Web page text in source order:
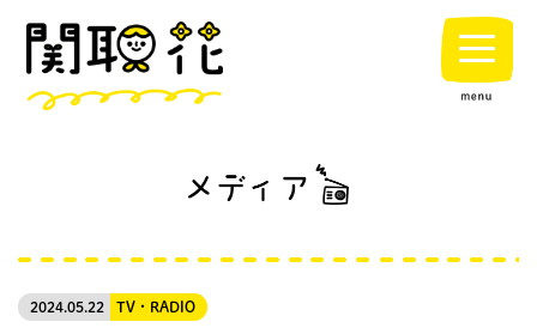
2024.05.22 TV・RADIO